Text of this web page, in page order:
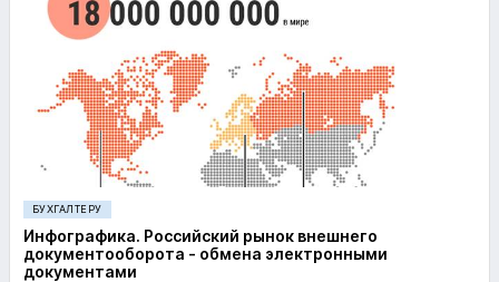
БУХГАЛТЕРУ
Инфографика. Российский рынок внешнего
документооборота - обмена электронными
документами